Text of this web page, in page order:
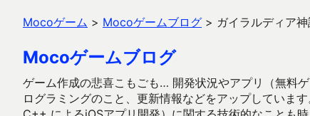
Mocoゲーム > Mocoゲームブログ > ガイラルディア
Mocoゲームブログ
ゲーム作成の悲喜こもごも… 開発状況やアプリ（無料
ログラミングのこと、更新情報などをアップしてい